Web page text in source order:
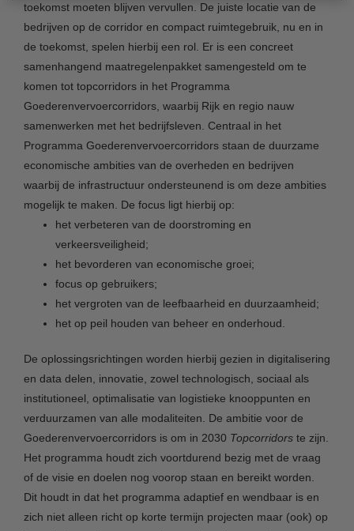
toekomst moeten blijven vervullen. De juiste locatie van de
bedrijven op de corridor en compact ruimtegebruik, nu en in
de toekomst, spelen hierbij een rol. Er is een concreet
samenhangend maatregelenpakket samengesteld om te
komen tot topcorridors in het Programma
Goederenvervoercorridors, waarbij Rijk en regio nauw
samenwerken met het bedrijfsleven. Centraal in het
Programma Goederenvervoercorridors staan de duurzame
economische ambities van de overheden en bedrijven
waarbij de infrastructuur ondersteunend is om deze ambities
mogelijk te maken. De focus ligt hierbij op:
het verbeteren van de doorstroming en
verkeersveiligheid;
het bevorderen van economische groei;
focus op gebruikers;
het vergroten van de leefbaarheid en duurzaamheid;
het op peil houden van beheer en onderhoud.
De oplossingsrichtingen worden hierbij gezien in digitalisering
en data delen, innovatie, zowel technologisch, sociaal als
institutioneel, optimalisatie van logistieke knooppunten en
verduurzamen van alle modaliteiten. De ambitie voor de
Goederenvervoercorridors is om in 2030 Topcorridors te zijn.
Het programma houdt zich voortdurend bezig met de vraag
of de visie en doelen nog voorop staan en bereikt worden.
Dit houdt in dat het programma adaptief en wendbaar is en
zich niet alleen richt op korte termijn projecten maar (ook) op